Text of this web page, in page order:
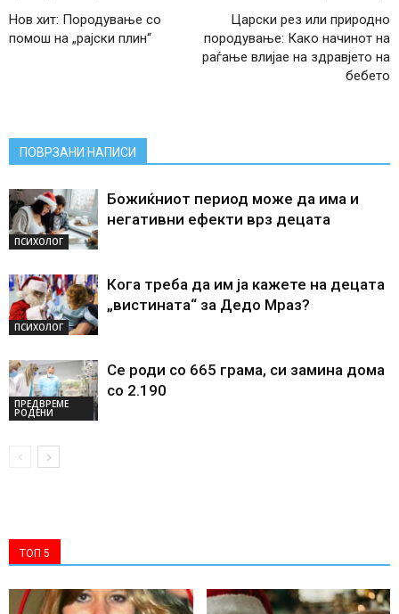
Нов хит: Породување со
помош на „рајски плин“
Царски рез или природно
породување: Како начинот на
раѓање влијае на здравјето на
бебето
ПОВРЗАНИ НАПИСИ
ПСИХОЛОГ
Божиќниот период може да има и
негативни ефекти врз децата
ПСИХОЛОГ
Кога треба да им ја кажете на децата
„вистината“ за Дедо Мраз?
ПРЕДВРЕМЕ
РОДЕНИ
Се роди со 665 грама, си замина дома
со 2.190
ТОП 5